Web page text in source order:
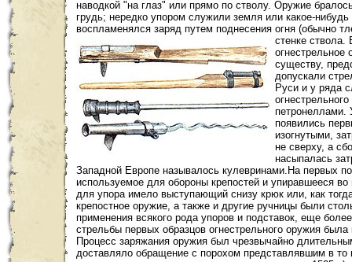
наводкой "на глаз" или прямо по стволу. Оружие
грудь; нередко упором служили земля или какое-
воспламенялся заряд путем поднесения огня (обычно
стенке
огнестрельное
существу,
допускали
Руси и у ряда
петронеллами.
появились
изогнутыми,
не сверху, а
насыпалась
Западной Европе называлось кулевринами.На первых
используемое для обороны крепостей и упиравшееся
для упора имело выступающий снизу крюк или, как
крепостное оружие, а также и другие ручницы были
применения всякого рода упоров и подставок, еще
стрельбы первых образцов огнестрельного оружия
Процесс заряжания оружия был чрезвычайно
доставляло обращение с порохом представлявшим в